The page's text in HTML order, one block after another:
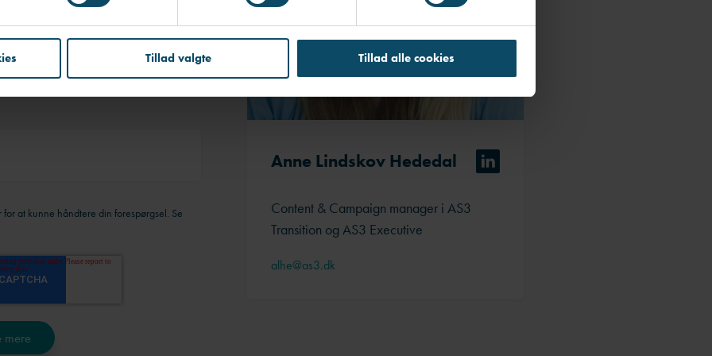
Tillad valgte Tillad alle cookies
at kunne håndtere din forespørgsel. Se
Anne Lindskov Hededal
Content & Campaign manager i AS3
Transition og AS3 Executive
alhe@as3.dk